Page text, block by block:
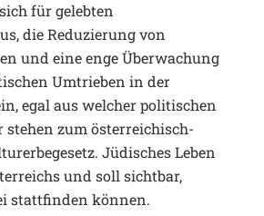
für gelebten
die Reduzierung von
und eine enge Überwachung
Umtrieben in der
egal aus welcher politischen
zum österreichisch-
Jüdisches Leben
und soll sichtbar,
stattfinden können.